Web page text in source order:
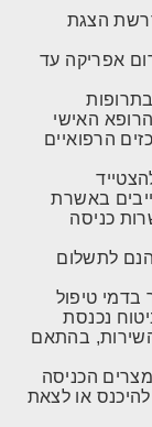
הצגת
אפריקה עד
האישי
הרפואיים
באשרת
כניסה
לתשלום
נכנסת
מתן השירות, בהתאם
הכניסה
או לצאת